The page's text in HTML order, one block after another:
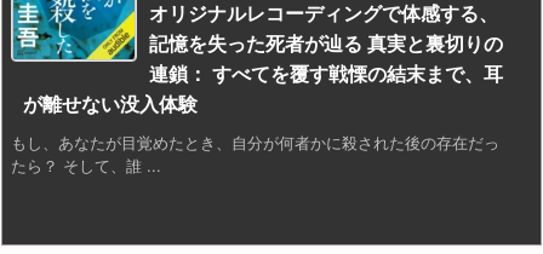
オリジナルレコーディングで体感する、
記憶を失った死者が辿る 真実と裏切りの
連鎖： すべてを覆す戦慄の結末まで、耳
が離せない没入体験
もし、あなたが目覚めたとき、自分が何者かに殺された後の存在だっ
たら？ そして、誰 ...